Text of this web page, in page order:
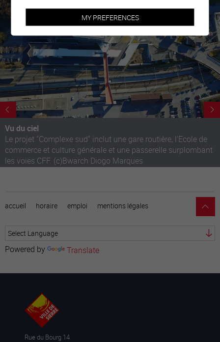
Vu du ciel
Le projet "Complexe sud" inclut une gare routière, l'Ecole de
commerce et culture générale et une passerelle surplombant
les voies CFF. (c)Bwarch Diogo Marques
accueil horaire emploi mentions légales
Powered by Translate
Rue du Bourg 14
MY PREFERENCES